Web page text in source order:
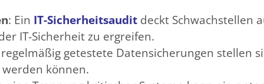
: Ein IT-Sicherheitsaudit deckt Schwachstellen
IT-Sicherheit zu ergreifen.
getestete Datensicherungen stellen
können.